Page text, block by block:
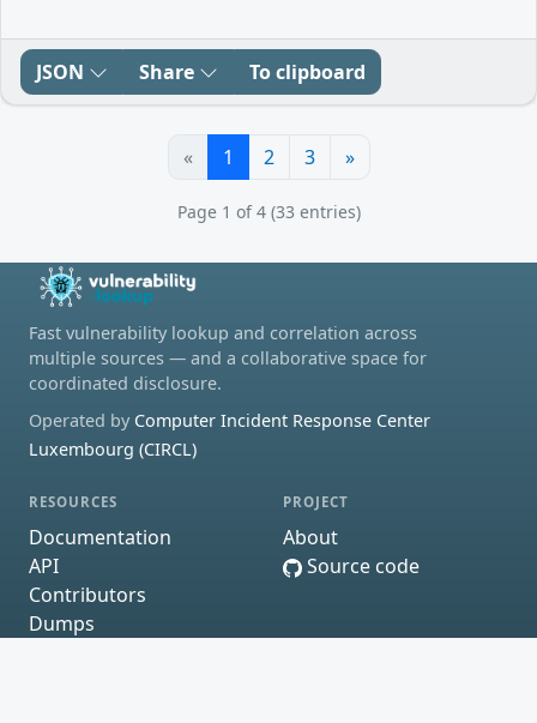
JSON Share To clipboard
« 1 2 3 »
Page 1 of 4 (33 entries)
Fast vulnerability lookup and correlation across
multiple sources — and a collaborative space for
coordinated disclosure.
Operated by Computer Incident Response Center
Luxembourg (CIRCL)
RESOURCES
Documentation
API
Contributors
Dumps
PROJECT
About
Source code